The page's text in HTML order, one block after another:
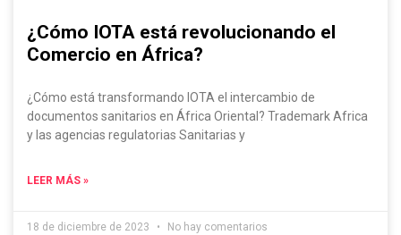
¿Cómo IOTA está revolucionando el
Comercio en África?
¿Cómo está transformando IOTA el intercambio de
documentos sanitarios en África Oriental? Trademark Africa
y las agencias regulatorias Sanitarias y
LEER MÁS »
18 de diciembre de 2023 No hay comentarios